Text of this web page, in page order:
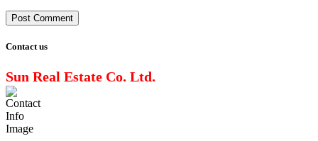
Contact us
Sun Real Estate Co. Ltd.